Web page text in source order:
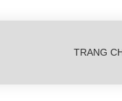
TRANG